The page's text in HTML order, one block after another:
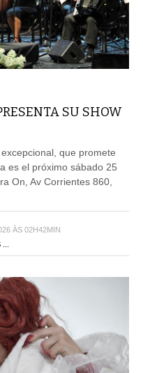
SU SHOW
que promete
es el próximo sábado 25
On, Av Corrientes 860,
ÀS 02H42MIN